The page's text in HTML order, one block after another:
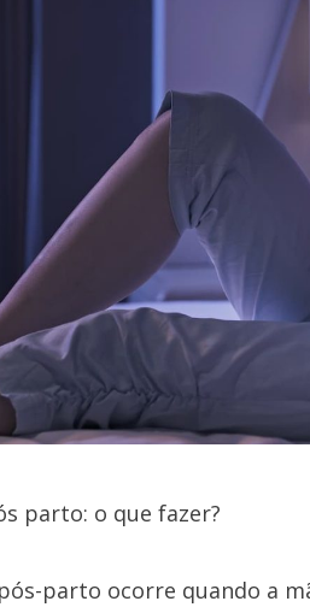
parto: o que fazer?
parto ocorre quando a